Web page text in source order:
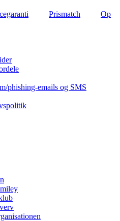
Prismatch
Op
phishing-emails og SMS